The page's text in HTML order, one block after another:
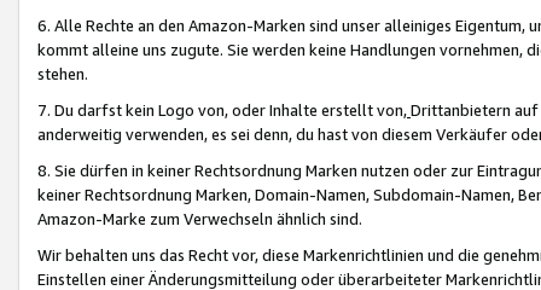
6. Alle Rechte an den Amazon-Marken sind unser alleiniges
kommt alleine uns zugute. Sie werden keine Handlungen vornehmen,
stehen.
7. Du darfst kein Logo von, oder Inhalte erstellt von,Drittanbietern auf
anderweitig verwenden, es sei denn, du hast von diesem Verkäufer
8. Sie dürfen in keiner Rechtsordnung Marken nutzen oder zur
keiner Rechtsordnung Marken, Domain-Namen, Subdomain-Namen,
Amazon-Marke zum Verwechseln ähnlich sind.
Wir behalten uns das Recht vor, diese Markenrichtlinien und die
Einstellen einer Änderungsmitteilung oder überarbeiteter